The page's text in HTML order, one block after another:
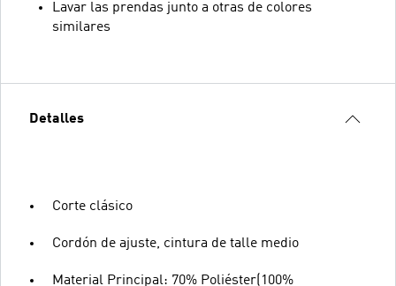
Lavar las prendas junto a otras de colores
similares
Detalles
Corte clásico
Cordón de ajuste, cintura de talle medio
Material Principal: 70% Poliéster(100%